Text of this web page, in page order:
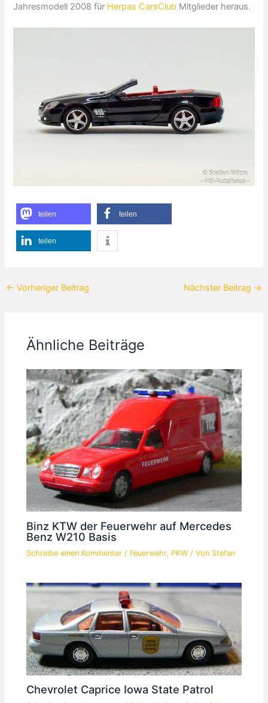
Jahresmodell 2008 für Herpas CarsClub Mitglieder heraus.
teilen teilen
teilen
← Vorheriger Beitrag Nächster Beitrag →
Ähnliche Beiträge
Binz KTW der Feuerwehr auf Mercedes
Benz W210 Basis
Schreibe einen Kommentar / Feuerwehr, PKW / Von Stefan
Chevrolet Caprice Iowa State Patrol